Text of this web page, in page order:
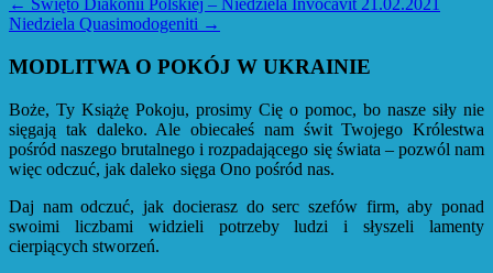
← Święto Diakonii Polskiej – Niedziela Invocavit 21.02.2021
Niedziela Quasimodogeniti →
MODLITWA O POKÓJ W UKRAINIE
Boże, Ty Książę Pokoju, prosimy Cię o pomoc, bo nasze siły nie
sięgają tak daleko. Ale obiecałeś nam świt Twojego Królestwa
pośród naszego brutalnego i rozpadającego się świata – pozwól nam
więc odczuć, jak daleko sięga Ono pośród nas.
Daj nam odczuć, jak docierasz do serc szefów firm, aby ponad
swoimi liczbami widzieli potrzeby ludzi i słyszeli lamenty
cierpiących stworzeń.